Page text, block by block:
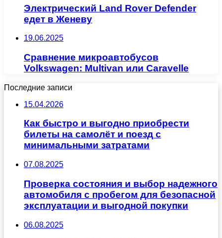
Электрический Land Rover Defender
едет в Женеву
19.06.2025
Сравнение микроавтобусов
Volkswagen: Multivan или Caravelle
Последние записи
15.04.2026
Как быстро и выгодно приобрести
билеты на самолёт и поезд с
минимальными затратами
07.08.2025
Проверка состояния и выбор надежного
автомобиля с пробегом для безопасной
эксплуатации и выгодной покупки
06.08.2025